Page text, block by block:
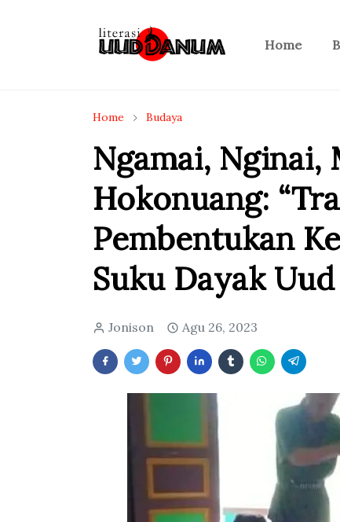
Home
Home Budaya
Ngamai, Nginai,
Hokonuang:
Pembentukan
Suku Dayak
Jonison Agu 26, 2023